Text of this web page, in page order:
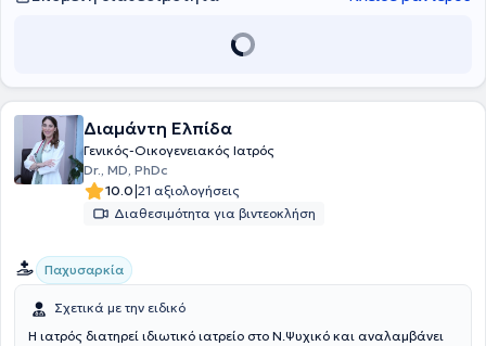
στην καθοδήγηση των ασθενών προς έναν πιο υγιεινό και
έκδοση παραπεμπτικών και παρακολούθηση θεραπευτικών
φακέλων ΚΕΠΑ, προσφέροντας ολοκληρωμένη υποστήριξη για τις
διαδικασίες αξιολόγησης αναπηρίας, με υπευθυνότητα, ακρίβεια
και απόλυτο σεβασμό στον ασθενή.
Διαμάντη Ελπίδα
Γενικός-Οικογενειακός Ιατρός
Dr., MD, PhDc
10.0|21 αξιολογήσεις
Διαθεσιμότητα για βιντεοκλήση
Παχυσαρκία
Σχετικά με την ειδικό
Η ιατρός διατηρεί ιδιωτικό ιατρείο στο Ν.Ψυχικό και αναλαμβάνει